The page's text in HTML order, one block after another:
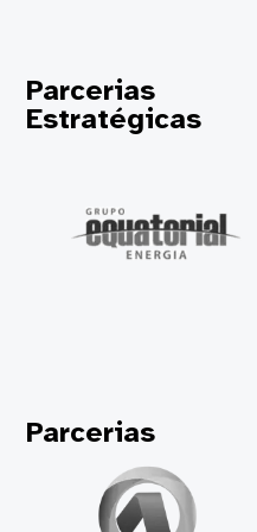
Parcerias
Estratégicas
Parcerias